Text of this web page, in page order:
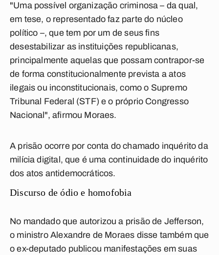
"Uma possível organização criminosa – da qual,
em tese, o representado faz parte do núcleo
político –, que tem por um de seus fins
desestabilizar as instituições republicanas,
principalmente aquelas que possam contrapor-se
de forma constitucionalmente prevista a atos
ilegais ou inconstitucionais, como o Supremo
Tribunal Federal (STF) e o próprio Congresso
Nacional", afirmou Moraes.
A prisão ocorre por conta do chamado inquérito da
milícia digital, que é uma continuidade do inquérito
dos atos antidemocráticos.
Discurso de ódio e homofobia
No mandado que autorizou a prisão de Jefferson,
o ministro Alexandre de Moraes disse também que
o ex-deputado publicou manifestações em suas